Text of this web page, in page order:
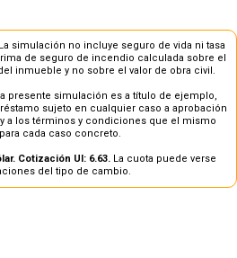
simulación no incluye seguro de vida ni tasa
de seguro de incendio calculada sobre el
inmueble y no sobre el valor de obra civil.
presente simulación es a título de ejemplo,
sujeto en cualquier caso a aprobación
a los términos y condiciones que el mismo
cada caso concreto.
Cotización UI: 6.63. La cuota puede verse
del tipo de cambio.